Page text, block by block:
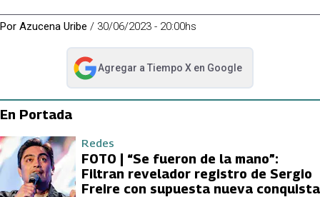
Por Azucena Uribe / 30/06/2023 - 20:00hs
Agregar a Tiempo Xen Google
abre en nueva pestaña
En Portada
Redes
FOTO | “Se fueron de la mano”:
Filtran revelador registro de Sergio
Freire con supuesta nueva conquista